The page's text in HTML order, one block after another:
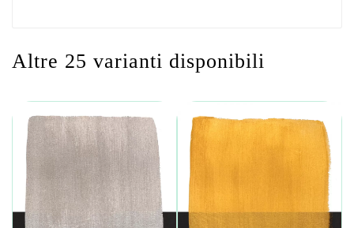
Altre 25 varianti disponibili